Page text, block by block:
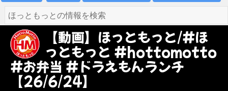
【動画】ほっともっと/#ほ
っともっと #hottomotto
#お弁当 #ドラえもんランチ
【26/6/24】